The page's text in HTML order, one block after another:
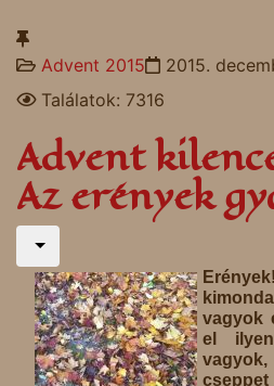
Advent 2015
2015.
Találatok: 7316
Advent
Az erények
vagyok
el